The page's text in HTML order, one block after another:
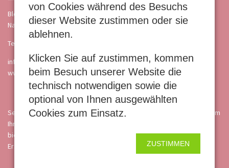
Bloch & Müller GmbH
Nahering 4 · 55218 Ingelheim
Telefon 06132 87051
info@blochundmueller.de
www.blochundmueller.de
Seit über 40 Jahren ist der Familienbetrieb Bloch & Müller in Ingelheim
Ihr zuverlässiger Partner für Haushalts- und Gewerbegeräte und
bietet Full-Service von der Beratung über den Verkauf bis zum
Ersatzteil- und Reparaturservice.
von Cookies während des Besuchs
dieser Website zustimmen oder sie
ablehnen.
Klicken Sie auf zustimmen, kommen
beim Besuch unserer Website die
technisch notwendigen sowie die
optional von Ihnen ausgewählten
Cookies zum Einsatz.
ZUSTIMMEN